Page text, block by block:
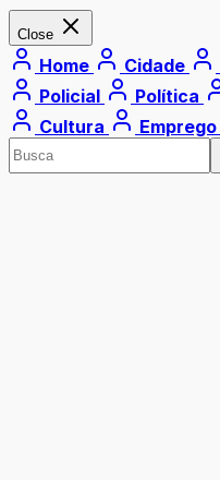
Close
Home Cidade
Policial
Política
Cultura
Emprego